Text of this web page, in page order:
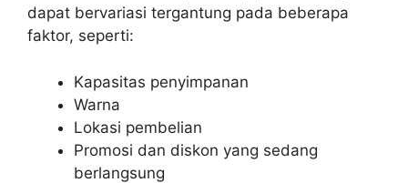
dapat bervariasi tergantung pada beberapa
faktor, seperti:
Kapasitas penyimpanan
Warna
Lokasi pembelian
Promosi dan diskon yang sedang
berlangsung